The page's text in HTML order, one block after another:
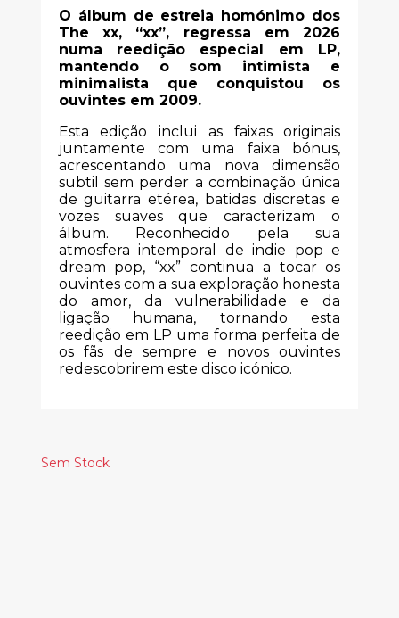
O álbum de estreia homónimo dos
The xx, “xx”, regressa em 2026
numa reedição especial em LP,
mantendo o som intimista e
minimalista que conquistou os
ouvintes em 2009.
Esta edição inclui as faixas originais
juntamente com uma faixa bónus,
acrescentando uma nova dimensão
subtil sem perder a combinação única
de guitarra etérea, batidas discretas e
vozes suaves que caracterizam o
álbum. Reconhecido pela sua
atmosfera intemporal de indie pop e
dream pop, “xx” continua a tocar os
ouvintes com a sua exploração honesta
do amor, da vulnerabilidade e da
ligação humana, tornando esta
reedição em LP uma forma perfeita de
os fãs de sempre e novos ouvintes
redescobrirem este disco icónico.
Sem Stock